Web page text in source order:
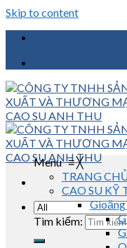
Skip to content
Tìm kiếm:
Menu≡╳
TRANG
CAO SU KỸ
Gioăng